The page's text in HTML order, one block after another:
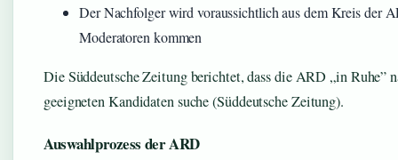
Der Nachfolger wird voraussichtlich aus dem Kreis der
Moderatoren kommen
Die Süddeutsche Zeitung berichtet, dass die ARD „in Ruhe”
geeigneten Kandidaten suche (Süddeutsche Zeitung).
Auswahlprozess der ARD